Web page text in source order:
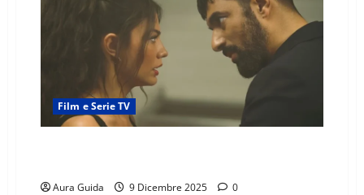
Film e Serie TV
Aura Guida 9 Dicembre 2025 0